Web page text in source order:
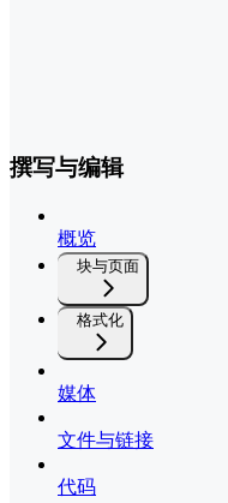
撰写与编辑
概览
块与页面
格式化
媒体
文件与链接
代码